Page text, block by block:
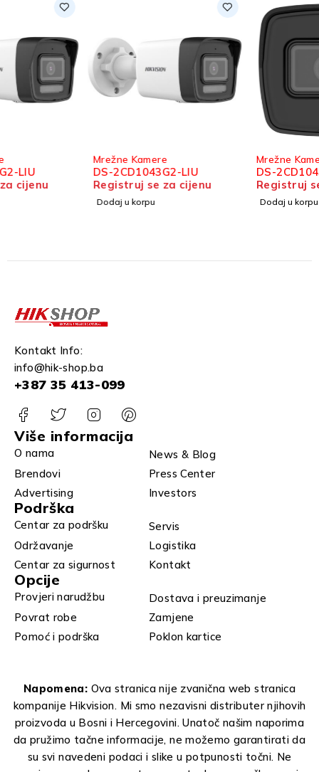
DS-2CD1043G2-LIU
Registruj se za cijenu
DS-2CD1043G2-I
Registruj se za cijenu
Kontakt Info:
info@hik-shop.ba
+387 35 413-099
Više informacija
O nama
News & Blog
Brendovi
Press Center
Advertising
Investors
Podrška
Centar za podršku
Servis
Održavanje
Logistika
Centar za sigurnost
Kontakt
Opcije
Provjeri narudžbu
Dostava i preuzimanje
Povrat robe
Zamjene
Pomoć i podrška
Poklon kartice
Napomena: Ova stranica nije zvanična web stranica
kompanije Hikvision. Mi smo nezavisni distributer njihovih
proizvoda u Bosni i Hercegovini. Unatoč našim naporima
da pružimo tačne informacije, ne možemo garantirati da
su svi navedeni podaci i slike u potpunosti točni. Ne